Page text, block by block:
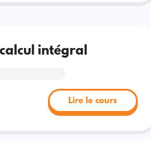
intégral
Lire le cours